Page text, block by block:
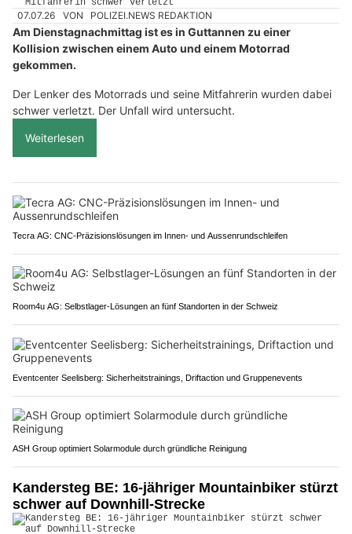
07.07.26 VON POLIZEI.NEWS REDAKTION
Am Dienstagnachmittag ist es in Guttannen zu einer
Kollision zwischen einem Auto und einem Motorrad
gekommen.
Der Lenker des Motorrads und seine Mitfahrerin wurden dabei
schwer verletzt. Der Unfall wird untersucht.
Weiterlesen
Tecra AG: CNC-Präzisionslösungen im Innen- und Aussenrundschleifen
Room4u AG: Selbstlager-Lösungen an fünf Standorten in der Schweiz
Eventcenter Seelisberg: Sicherheitstrainings, Driftaction und Gruppenevents
ASH Group optimiert Solarmodule durch gründliche Reinigung
Kandersteg BE: 16-jähriger Mountainbiker stürzt
schwer auf Downhill-Strecke